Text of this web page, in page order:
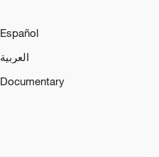
Español
العربية
Documentary